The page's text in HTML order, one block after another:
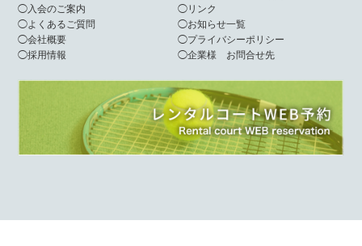
◯入会のご案内
◯よくあるご質問
◯会社概要
◯採用情報
◯リンク
◯お知らせ一覧
◯プライバシーポリシー
◯企業様 お問合せ先